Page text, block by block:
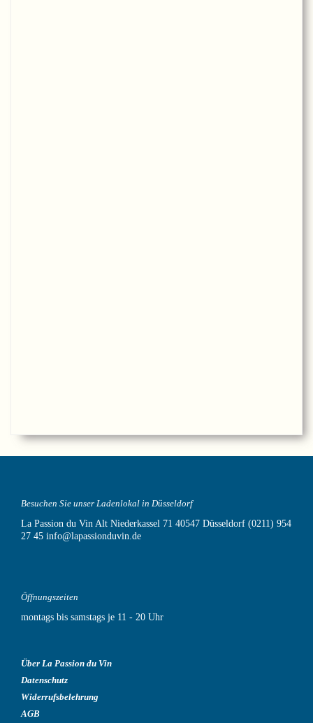
Besuchen Sie unser Ladenlokal in Düsseldorf
La Passion du Vin Alt Niederkassel 71 40547 Düsseldorf (0211) 954
27 45 info@lapassionduvin.de
Öffnungszeiten
montags bis samstags je 11 - 20 Uhr
Über La Passion du Vin
Datenschutz
Widerrufsbelehrung
AGB